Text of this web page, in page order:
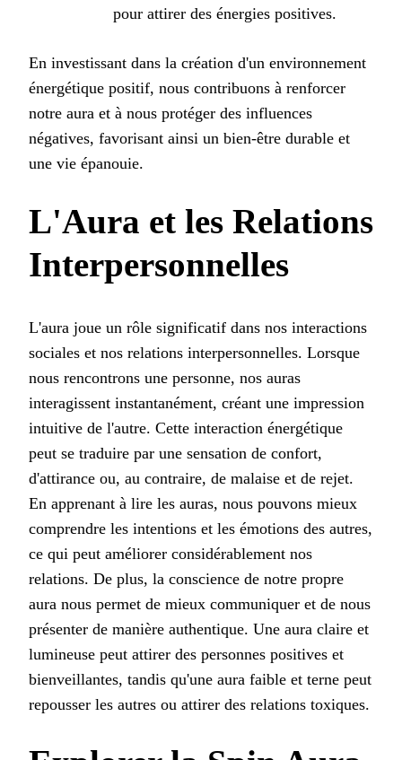
pour attirer des énergies positives.
En investissant dans la création d'un environnement
énergétique positif, nous contribuons à renforcer
notre aura et à nous protéger des influences
négatives, favorisant ainsi un bien-être durable et
une vie épanouie.
L'Aura et les Relations
Interpersonnelles
L'aura joue un rôle significatif dans nos interactions
sociales et nos relations interpersonnelles. Lorsque
nous rencontrons une personne, nos auras
interagissent instantanément, créant une impression
intuitive de l'autre. Cette interaction énergétique
peut se traduire par une sensation de confort,
d'attirance ou, au contraire, de malaise et de rejet.
En apprenant à lire les auras, nous pouvons mieux
comprendre les intentions et les émotions des autres,
ce qui peut améliorer considérablement nos
relations. De plus, la conscience de notre propre
aura nous permet de mieux communiquer et de nous
présenter de manière authentique. Une aura claire et
lumineuse peut attirer des personnes positives et
bienveillantes, tandis qu'une aura faible et terne peut
repousser les autres ou attirer des relations toxiques.